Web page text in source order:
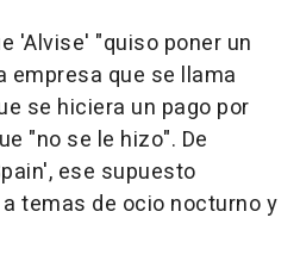
'Alvise' "quiso poner un
empresa que se llama
se hiciera un pago por
"no se le hizo". De
ese supuesto
temas de ocio nocturno y